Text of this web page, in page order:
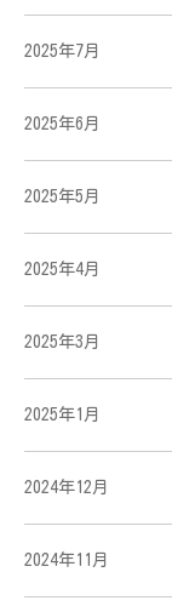
2025年7月
2025年6月
2025年5月
2025年4月
2025年3月
2025年1月
2024年12月
2024年11月